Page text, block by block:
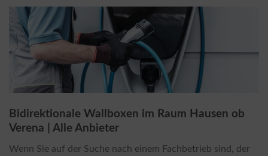
Bidirektionale Wallboxen im Raum Hausen ob
Verena | Alle Anbieter
Wenn Sie auf der Suche nach einem Fachbetrieb sind, der